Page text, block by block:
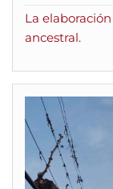
La
ancestral.